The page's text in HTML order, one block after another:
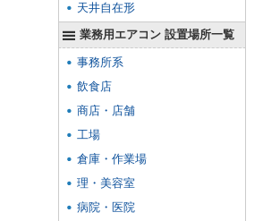
天井自在形
業務用エアコン 設置場所一覧
事務所系
飲食店
商店・店舗
工場
倉庫・作業場
理・美容室
病院・医院